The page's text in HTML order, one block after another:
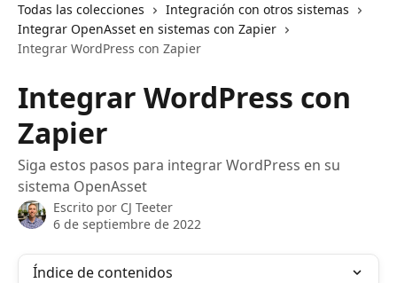
Todas las colecciones
Integración con otros sistemas
Integrar OpenAsset en sistemas con Zapier
Integrar WordPress con Zapier
Integrar WordPress con
Zapier
Siga estos pasos para integrar WordPress en su
sistema OpenAsset
Escrito por CJ Teeter
6 de septiembre de 2022
Índice de contenidos